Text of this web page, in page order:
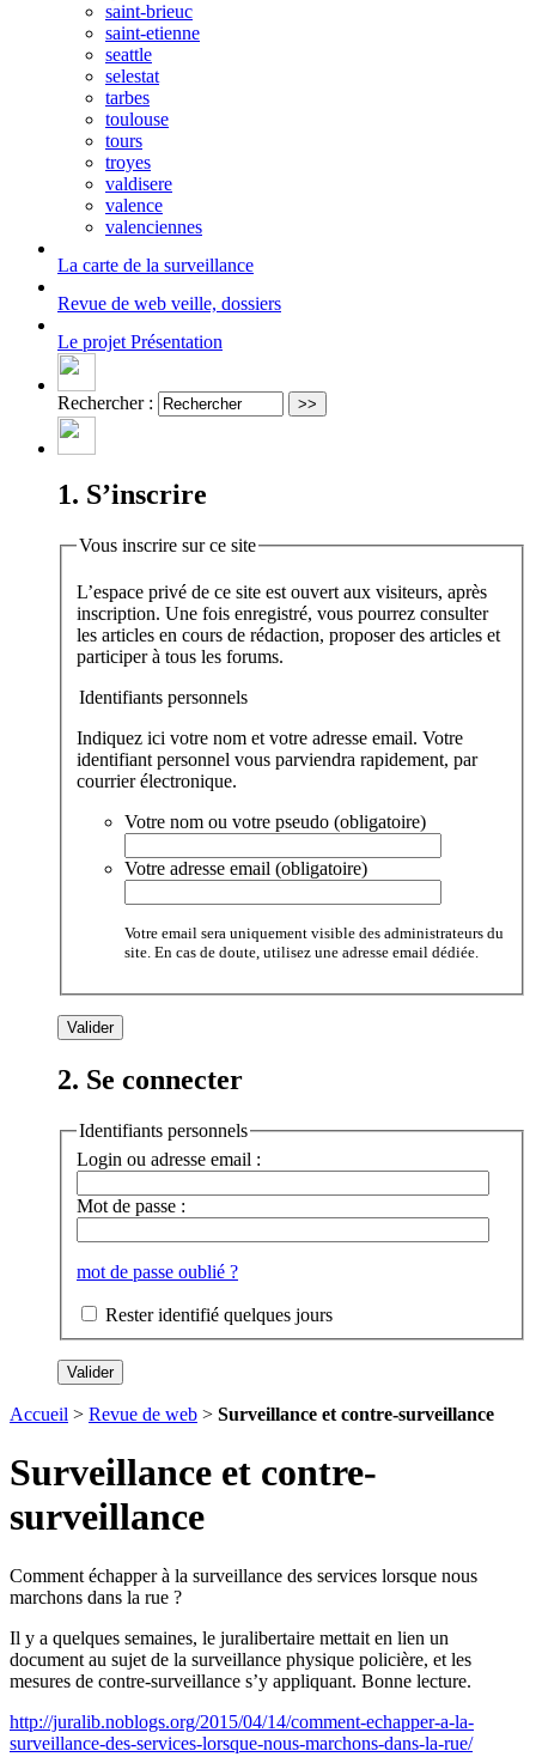
saint-brieuc
saint-etienne
seattle
selestat
tarbes
toulouse
tours
troyes
valdisere
valence
valenciennes
La carte de la surveillance
Revue de web veille, dossiers
Le projet Présentation
Rechercher :
1. S’inscrire
Vous inscrire sur ce site
L’espace privé de ce site est ouvert aux visiteurs, après
inscription. Une fois enregistré, vous pourrez consulter
les articles en cours de rédaction, proposer des articles et
participer à tous les forums.
Identifiants personnels
Indiquez ici votre nom et votre adresse email. Votre
identifiant personnel vous parviendra rapidement, par
courrier électronique.
Votre nom ou votre pseudo (obligatoire)
Votre adresse email (obligatoire)
Votre email sera uniquement visible des administrateurs du
site. En cas de doute, utilisez une adresse email dédiée.
2. Se connecter
Identifiants personnels
Login ou adresse email :
Mot de passe :
mot de passe oublié ?
Rester identifié quelques jours
Accueil > Revue de web > Surveillance et contre-surveillance
Surveillance et contre-
surveillance
Comment échapper à la surveillance des services lorsque nous
marchons dans la rue ?
Il y a quelques semaines, le juralibertaire mettait en lien un
document au sujet de la surveillance physique policière, et les
mesures de contre-surveillance s’y appliquant. Bonne lecture.
http://juralib.noblogs.org/2015/04/14/comment-echapper-a-la-
surveillance-des-services-lorsque-nous-marchons-dans-la-rue/